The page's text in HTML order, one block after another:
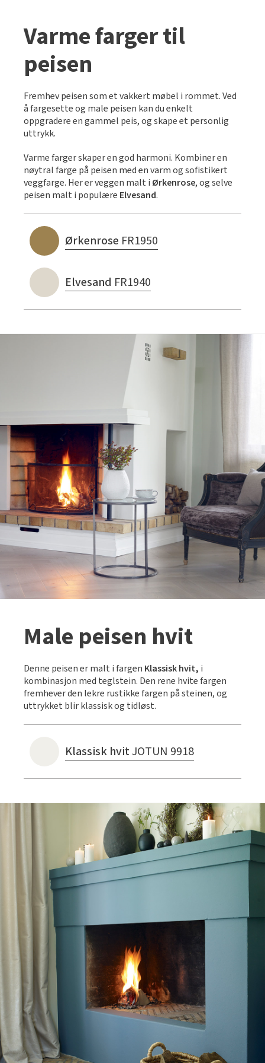
Populære beige farger
Farger til barnerom
Kalkmaling
Få hjelp
Finn din butikk
Kundeservice
Hjemlevering
Book interiørkonsulent
Bli inspirert av nye fargepaletter fra Årets Farge 2026!
Legge klikkvinyl
Legge laminat
Vår YouTube-kanal
Få hjelp
Kundeservice
Hjemlevering
Book interiørkonsulent
Tarkett Shade Eik Soft Beige Parkett
Hjemlevering
Book interiørkonsulent
Slik gjør du uteplassen klar – se tips og bli inspirert
Male vegg
Finn din butikk
Kundeservice
Hjemlevering
Book interiørkonsulent
Hjemlevering
Book interiørkonsulent
Varme farger til
peisen
Fremhev peisen som et vakkert møbel i rommet. Ved
å fargesette og male peisen kan du enkelt
oppgradere en gammel peis, og skape et personlig
uttrykk.
Varme farger skaper en god harmoni. Kombiner en
nøytral farge på peisen med en varm og sofistikert
veggfarge. Her er veggen malt i Ørkenrose, og selve
peisen malt i populære Elvesand.
Ørkenrose FR1950
Elvesand FR1940
Male peisen hvit
Denne peisen er malt i fargen Klassisk hvit, i
kombinasjon med teglstein. Den rene hvite fargen
fremhever den lekre rustikke fargen på steinen, og
uttrykket blir klassisk og tidløst.
Klassisk hvitJOTUN 9918